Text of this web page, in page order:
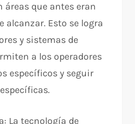
áreas que antes eran
alcanzar. Esto se logra
y sistemas de
a los operadores
específicos y seguir
La tecnología de